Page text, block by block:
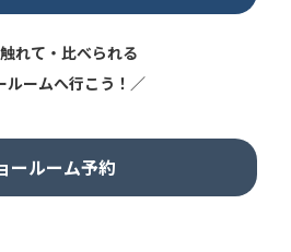
れて・比べられる
ルームへ行こう！／
ールーム予約